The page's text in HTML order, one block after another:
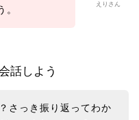
えりさん
話しよう
さっき振り返ってわか